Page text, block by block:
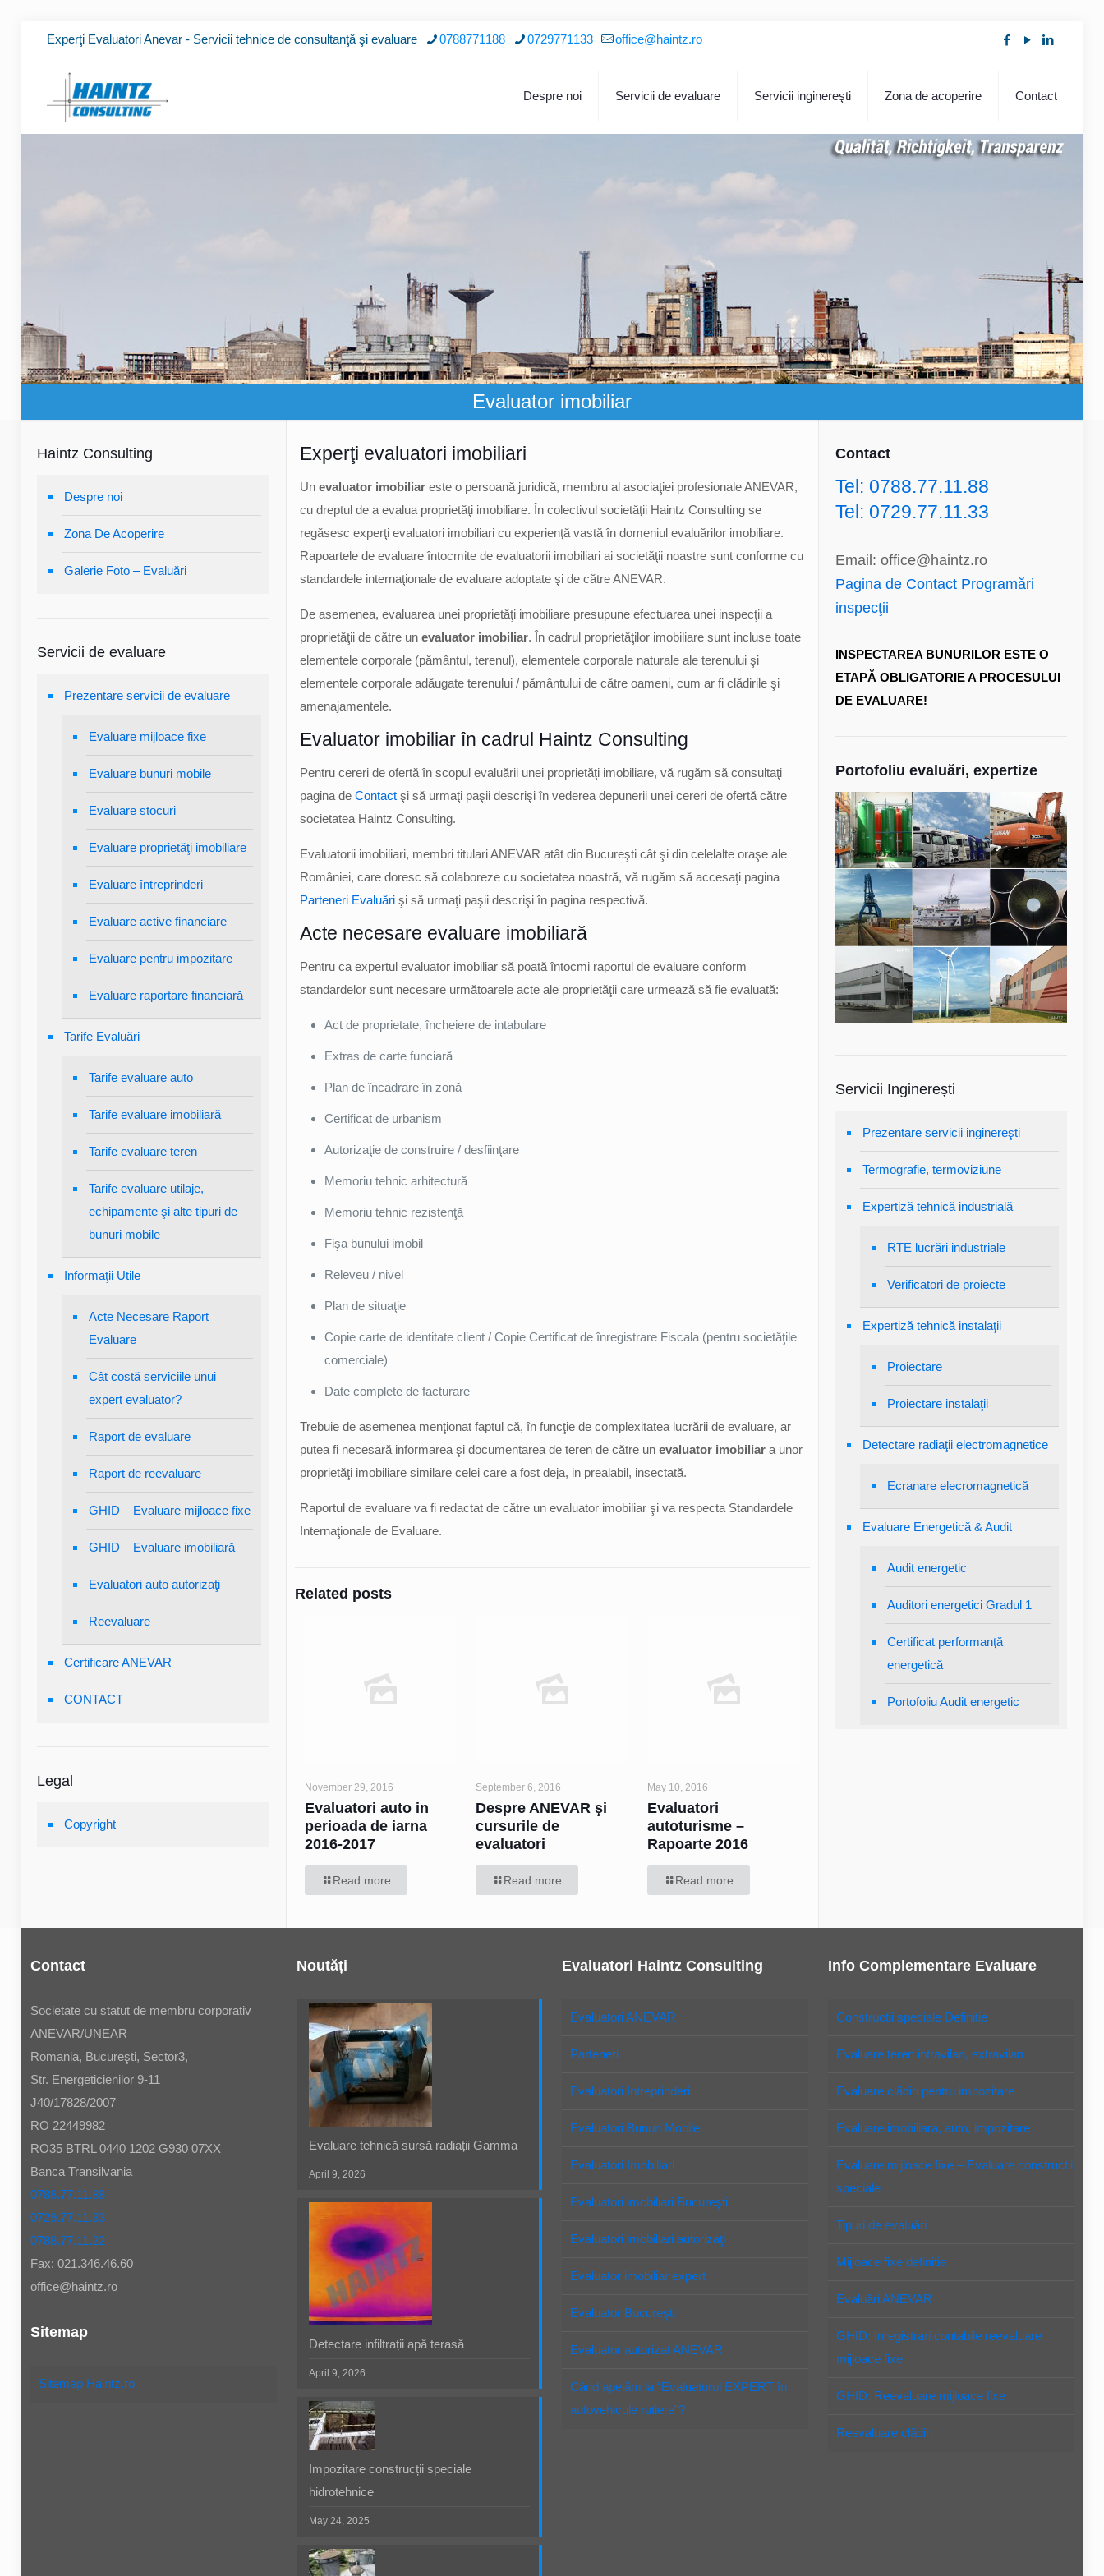
Experţi Evaluatori Anevar - Servicii tehnice de consultanţă şi evaluare 0788771188 0729771133 office@haintz.ro
Despre noi Servicii de evaluare Servicii inginereşti Zona de acoperire Contact
Evaluator imobiliar
Experţi evaluatori imobiliari
Un evaluator imobiliareste o persoană juridică, membru al asociaţiei profesionale ANEVAR,
cu dreptul de a evalua proprietăţi imobiliare. În colectivul societăţii Haintz Consulting se
regăsesc experţi evaluatori imobiliari cu experienţă vastă în domeniul evaluărilor imobiliare.
Rapoartele de evaluare întocmite de evaluatorii imobiliari ai societăţii noastre sunt conforme cu
standardele internaţionale de evaluare adoptate şi de către ANEVAR.
De asemenea, evaluarea unei proprietăţi imobiliare presupune efectuarea unei inspecţii a
proprietăţii de către un evaluator imobiliar. În cadrul proprietăţilor imobiliare sunt incluse toate
elementele corporale (pământul, terenul), elementele corporale naturale ale terenului şi
elementele corporale adăugate terenului / pământului de către oameni, cum ar fi clădirile şi
amenajamentele.
Evaluator imobiliar în cadrul Haintz Consulting
Pentru cereri de ofertă în scopul evaluării unei proprietăţi imobiliare, vă rugăm să consultaţi
pagina de Contactşi să urmaţi paşii descrişi în vederea depunerii unei cereri de ofertă către
societatea Haintz Consulting.
Evaluatorii imobiliari, membri titulari ANEVAR atât din Bucureşti cât şi din celelalte oraşe ale
României, care doresc să colaboreze cu societatea noastră, vă rugăm să accesaţi pagina
Parteneri Evaluări şi să urmaţi paşii descrişi în pagina respectivă.
Acte necesare evaluare imobiliară
Pentru ca expertul evaluator imobiliar să poată întocmi raportul de evaluare conform
standardelor sunt necesare următoarele acte ale proprietăţii care urmează să fie evaluată:
Act de proprietate, încheiere de intabulare
Extras de carte funciară
Plan de încadrare în zonă
Certificat de urbanism
Autorizaţie de construire / desfiinţare
Memoriu tehnic arhitectură
Memoriu tehnic rezistenţă
Fişa bunului imobil
Releveu / nivel
Plan de situaţie
Copie carte de identitate client / Copie Certificat de înregistrare Fiscala (pentru societăţile
comerciale)
Date complete de facturare
Trebuie de asemenea menţionat faptul că, în funcţie de complexitatea lucrării de evaluare, ar
putea fi necesară informarea şi documentarea de teren de către unevaluator imobiliara unor
proprietăţi imobiliare similare celei care a fost deja, in prealabil, insectată.
Raportul de evaluare va fi redactat de către un evaluator imobiliar şi va respecta Standardele
Internaţionale de Evaluare.
Related posts
November 29, 2016
Evaluatori auto in
perioada de iarna
2016-2017
Read more
September 6, 2016
Despre ANEVAR şi
cursurile de
evaluatori
Read more
May 10, 2016
Evaluatori
autoturisme –
Rapoarte 2016
Read more
Haintz Consulting
Despre noi
Zona De Acoperire
Galerie Foto – Evaluări
Servicii de evaluare
Prezentare servicii de evaluare
Evaluare mijloace fixe
Evaluare bunuri mobile
Evaluare stocuri
Evaluare proprietăţi imobiliare
Evaluare întreprinderi
Evaluare active financiare
Evaluare pentru impozitare
Evaluare raportare financiară
Tarife Evaluări
Tarife evaluare auto
Tarife evaluare imobiliară
Tarife evaluare teren
Tarife evaluare utilaje,
echipamente şi alte tipuri de
bunuri mobile
Informaţii Utile
Acte Necesare Raport
Evaluare
Cât costă serviciile unui
expert evaluator?
Raport de evaluare
Raport de reevaluare
GHID – Evaluare mijloace fixe
GHID – Evaluare imobiliară
Evaluatori auto autorizaţi
Reevaluare
Certificare ANEVAR
CONTACT
Legal
Copyright
Contact
Tel: 0788.77.11.88
Tel: 0729.77.11.33
Email: office@haintz.ro
Pagina de Contact Programări
inspecţii
INSPECTAREA BUNURILOR ESTE O
ETAPĂ OBLIGATORIE A PROCESULUI
DE EVALUARE!
Portofoliu evaluări, expertize
Servicii Inginerești
Prezentare servicii inginereşti
Termografie, termoviziune
Expertiză tehnică industrială
RTE lucrări industriale
Verificatori de proiecte
Expertiză tehnică instalaţii
Proiectare
Proiectare instalaţii
Detectare radiaţii electromagnetice
Ecranare elecromagnetică
Evaluare Energetică & Audit
Audit energetic
Auditori energetici Gradul 1
Certificat performanţă
energetică
Portofoliu Audit energetic
Contact
Societate cu statut de membru corporativ
ANEVAR/UNEAR
Romania, Bucureşti, Sector3,
Str. Energeticienilor 9-11
J40/17828/2007
RO 22449982
RO35 BTRL 0440 1202 G930 07XX
Banca Transilvania
0788.77.11.88
0729.77.11.33
0788.77.11.22
Fax: 021.346.46.60
office@haintz.ro
Sitemap
Sitemap Haintz.ro
Noutăți
Evaluare tehnică sursă radiații Gamma
April 9, 2026
Detectare infiltrații apă terasă
April 9, 2026
Impozitare construcții speciale
hidrotehnice
May 24, 2025
Evaluatori Haintz Consulting
Evaluatori ANEVAR
Parteneri
Evaluatori Intreprinderi
Evaluatori Bunuri Mobile
Evaluatori Imobiliari
Evaluatori imobiliari Bucureşti
Evaluatori imobiliari autorizaţi
Evaluator imobiliar expert
Evaluator Bucureşti
Evaluator autorizat ANEVAR
Când apelăm la “Evaluatorul EXPERT în
autovehicule rutiere”?
Info Complementare Evaluare
Constructii speciale Definitie
Evaluare teren intravilan, extravilan
Evaluare clădiri pentru impozitare
Evaluare imobiliara, auto, impozitare
Evaluare mijloace fixe – Evaluare constructii
speciale
Tipuri de evaluări
Mijloace fixe definitie
Evaluări ANEVAR
GHID: Inregistrari contabile reevaluare
mijloace fixe
GHID: Reevaluare mijloace fixe
Reevaluare clădiri